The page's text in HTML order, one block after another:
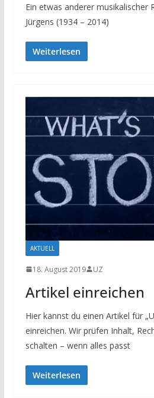
Ein etwas anderer musikalischer
Jürgens (1934 – 2014)
Weiterlesen
AKTUELL
18. August 2019 UZ
Artikel einreichen
Hier kannst du einen Artikel für
einreichen. Wir prüfen Inhalt,
schalten – wenn alles passt
Weiterlesen